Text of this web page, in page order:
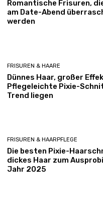
Romantische Frisuren,
am Date-Abend
werden
FRISUREN & HAARE
Dünnes Haar, großer
Pflegeleichte Pixie-
Trend liegen
FRISUREN & HAARPFLEGE
Die besten Pixie-
dickes Haar zum
Jahr 2025